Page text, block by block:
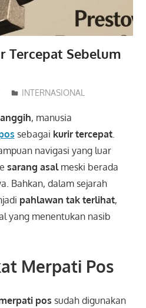
Tercepat Sebelum
INTERNASIONAL
, manusia
sebagai kurir tercepat.
navigasi yang luar
sarang asalmeski berada
Bahkan, dalam sejarah
pahlawan tak terlihat,
yang menentukan nasib
Merpati Pos
pos sudah digunakan